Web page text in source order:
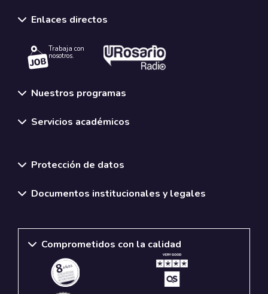
Enlaces directos
Trabaja con
nosotros.
Nuestros programas
Servicios académicos
Protección de datos
Documentos institucionales y legales
Comprometidos con la calidad